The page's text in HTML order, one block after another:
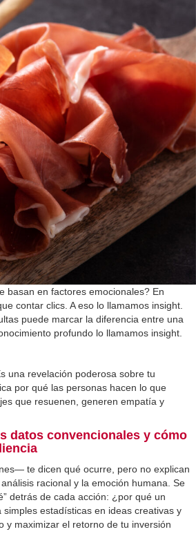
basan en factores emocionales? En
contar clics. A eso lo llamamos insight.
puede marcar la diferencia entre una
profundo lo llamamos insight.
una revelación poderosa sobre tu
por qué las personas hacen lo que
que resuenen, generen empatía y
datos convencionales y cómo
te dicen qué ocurre, pero no explican
racional y la emoción humana. Se
detrás de cada acción: ¿por qué un
estadísticas en ideas creativas y
y maximizar el retorno de tu inversión